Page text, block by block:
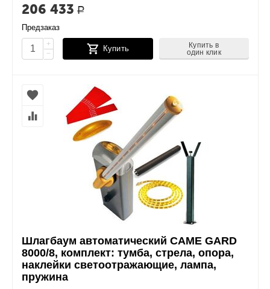
206 433 Р
Предзаказ
+
−
Купить
Купить в
один клик
Шлагбаум автоматический CAME GARD
8000/8, комплект: тумба, стрела, опора,
наклейки светоотражающие, лампа,
пружина